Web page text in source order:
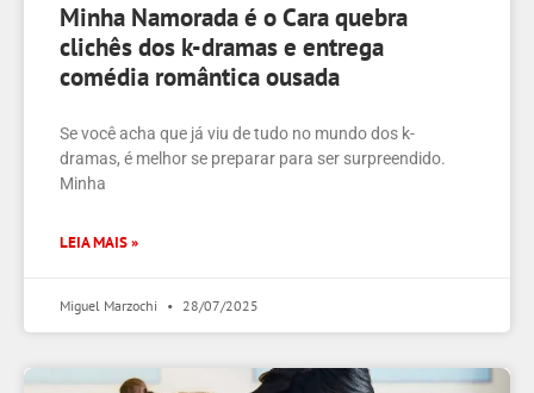
Minha Namorada é o Cara quebra
clichês dos k-dramas e entrega
comédia romântica ousada
Se você acha que já viu de tudo no mundo dos k-
dramas, é melhor se preparar para ser surpreendido.
Minha
LEIA MAIS »
Miguel Marzochi 28/07/2025